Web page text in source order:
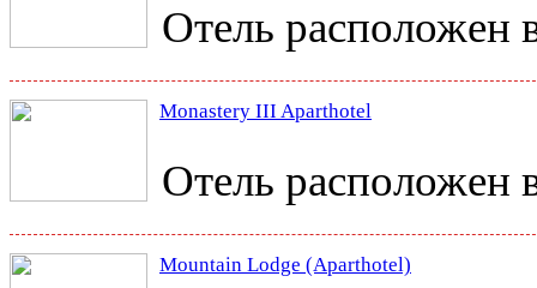
Отель расположен
Monastery III Aparthotel
Отель расположен
Mountain Lodge (Aparthotel)